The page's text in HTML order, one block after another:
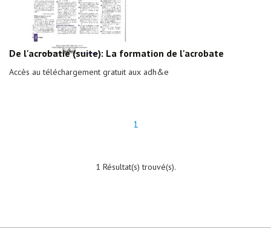
De l'acrobatie (suite): La formation de l'acrobate
Accès au téléchargement gratuit aux adh&e
1
1 Résultat(s) trouvé(s).